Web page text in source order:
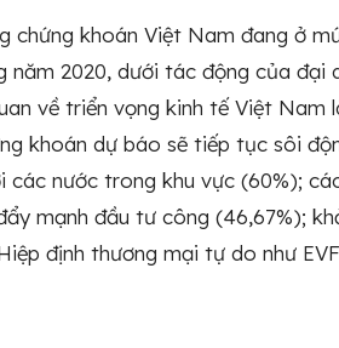
chứng khoán Việt Nam đang ở
năm 2020, dưới tác động của đại
về triển vọng kinh tế Việt Nam
khoán dự báo sẽ tiếp tục sôi
nước trong khu vực (60%);
mạnh đầu tư công (46,67%);
định thương mại tự do như